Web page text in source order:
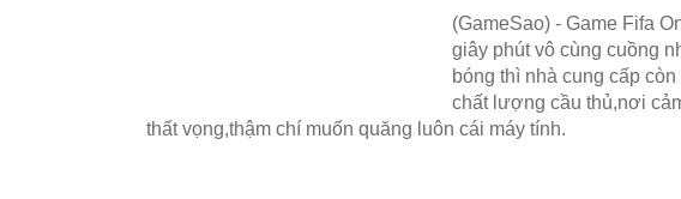
(GameSao) - Game Fifa
giây phút vô cùng cuồng
bóng thì nhà cung cấp
chất lượng cầu thủ,nơi
thất vọng,thậm chí muốn quăng luôn cái máy tính.